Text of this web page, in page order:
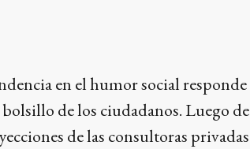
en el humor social responde
de los ciudadanos. Luego de
de las consultoras privadas